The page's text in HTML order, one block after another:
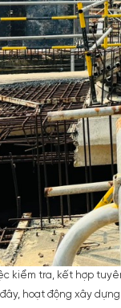
kiểm tra, kết hợp
đây, hoạt động xây